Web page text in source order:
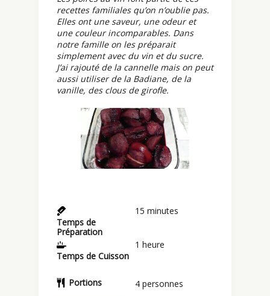
recettes familiales qu’on n’oublie pas.
Elles ont une saveur, une odeur et
une couleur incomparables. Dans
notre famille on les préparait
simplement avec du vin et du sucre.
J’ai rajouté de la cannelle mais on peut
aussi utiliser de la Badiane, de la
vanille, des clous de girofle.
Temps de
Préparation
15 minutes
Temps de Cuisson
1 heure
Portions 4 personnes